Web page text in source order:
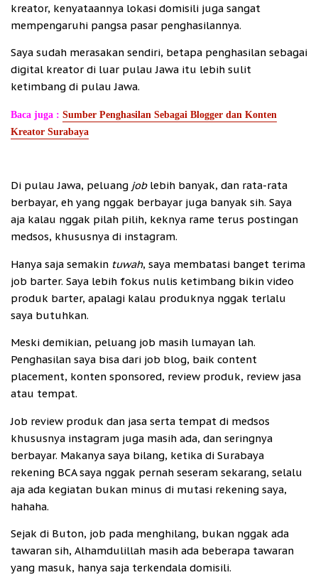
kreator, kenyataannya lokasi domisili juga sangat
mempengaruhi pangsa pasar penghasilannya.
Saya sudah merasakan sendiri, betapa penghasilan sebagai
digital kreator di luar pulau Jawa itu lebih sulit
ketimbang di pulau Jawa.
Baca juga : Sumber Penghasilan Sebagai Blogger dan Konten
Kreator Surabaya
Di pulau Jawa, peluang job lebih banyak, dan rata-rata
berbayar, eh yang nggak berbayar juga banyak sih. Saya
aja kalau nggak pilah pilih, keknya rame terus postingan
medsos, khususnya di instagram.
Hanya saja semakin tuwah, saya membatasi banget terima
job barter. Saya lebih fokus nulis ketimbang bikin video
produk barter, apalagi kalau produknya nggak terlalu
saya butuhkan.
Meski demikian, peluang job masih lumayan lah.
Penghasilan saya bisa dari job blog, baik content
placement, konten sponsored, review produk, review jasa
atau tempat.
Job review produk dan jasa serta tempat di medsos
khususnya instagram juga masih ada, dan seringnya
berbayar. Makanya saya bilang, ketika di Surabaya
rekening BCA saya nggak pernah seseram sekarang, selalu
aja ada kegiatan bukan minus di mutasi rekening saya,
hahaha.
Sejak di Buton, job pada menghilang, bukan nggak ada
tawaran sih, Alhamdulillah masih ada beberapa tawaran
yang masuk, hanya saja terkendala domisili.